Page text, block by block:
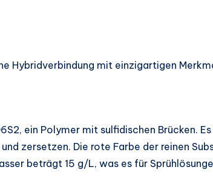
Hybridverbindung mit einzigartigen
ein Polymer mit sulfidischen Brücken.
zersetzen. Die rote Farbe der reinen
beträgt 15 g/L, was es für